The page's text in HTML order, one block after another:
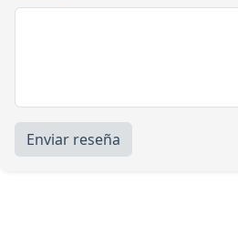
Enviar reseña